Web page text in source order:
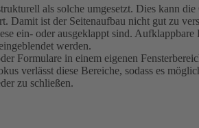
als solche umgesetzt. Dies kann
Damit ist der Seitenaufbau nicht gut zu
ein- oder ausgeklappt sind.
werden.
Formulare in einem eigenen
verlässt diese Bereiche, sodass es
zu schließen.